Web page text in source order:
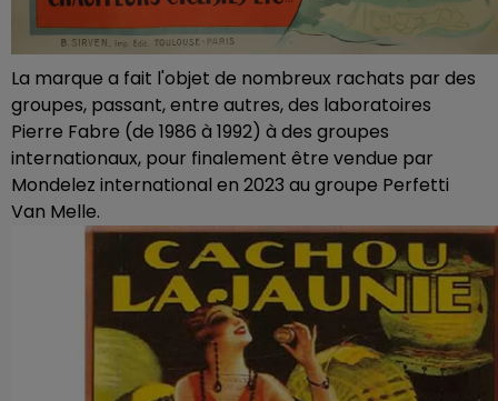
La marque a fait l'objet de nombreux rachats par des
groupes, passant, entre autres, des laboratoires
Pierre Fabre (de 1986 à 1992) à des groupes
internationaux, pour finalement être vendue par
Mondelez international en 2023 au groupe Perfetti
Van Melle.